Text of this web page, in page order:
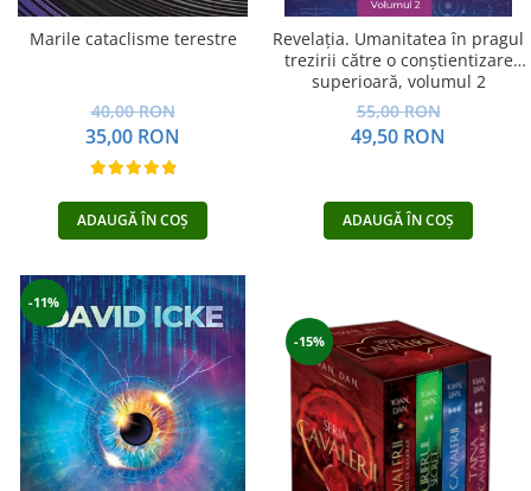
Lumea îngerilor
Vindecare spirituală
Viaţa de după moarte
Cristale
Supă de pui pentru suflet
Yoga
Oracol
Spiritualitate şi ştiinţă
Fără categorie
Cunoaștere
Marile cataclisme terestre
40,00 RON
35,00 RON
ADAUGĂ ÎN COȘ
Revelația. Umanitatea în pragul
trezirii către o conştientizare
superioară, volumul 2
55,00 RON
49,50 RON
ADAUGĂ ÎN COȘ
-11%
-15%